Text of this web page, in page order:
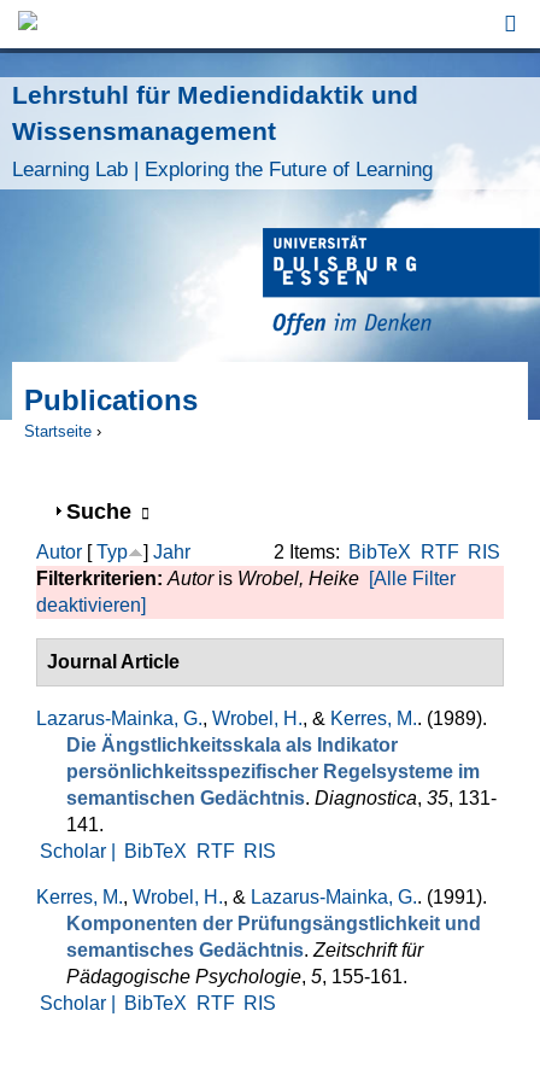
Lehrstuhl für Mediendidaktik und
Wissensmanagement
Learning Lab | Exploring the Future of Learning
Publications
Startseite ›
Anzeigen
Suche
2 Items: BibTeX RTF RIS
Autor [Typ ] Jahr
Filterkriterien: Autoris Wrobel, Heike [Alle Filter
deaktivieren]
Journal Article
Lazarus-Mainka, G., Wrobel, H., & Kerres, M.. (1989).
Die Ängstlich­keits­skala als Indikator
persönlichkeitsspezi­fischer Regelsysteme im
semantischen Gedächtnis. Diagnostica, 35, 131-
141.
Scholar |
BibTeX RTF RIS
Kerres, M., Wrobel, H., & Lazarus-Mainka, G.. (1991).
Kompo­nenten der Prüfungsängstlichkeit und
semantisches Ge­dächtnis. Zeitschrift für
Pädagogische Psychologie, 5, 155-161.
Scholar |
BibTeX RTF RIS